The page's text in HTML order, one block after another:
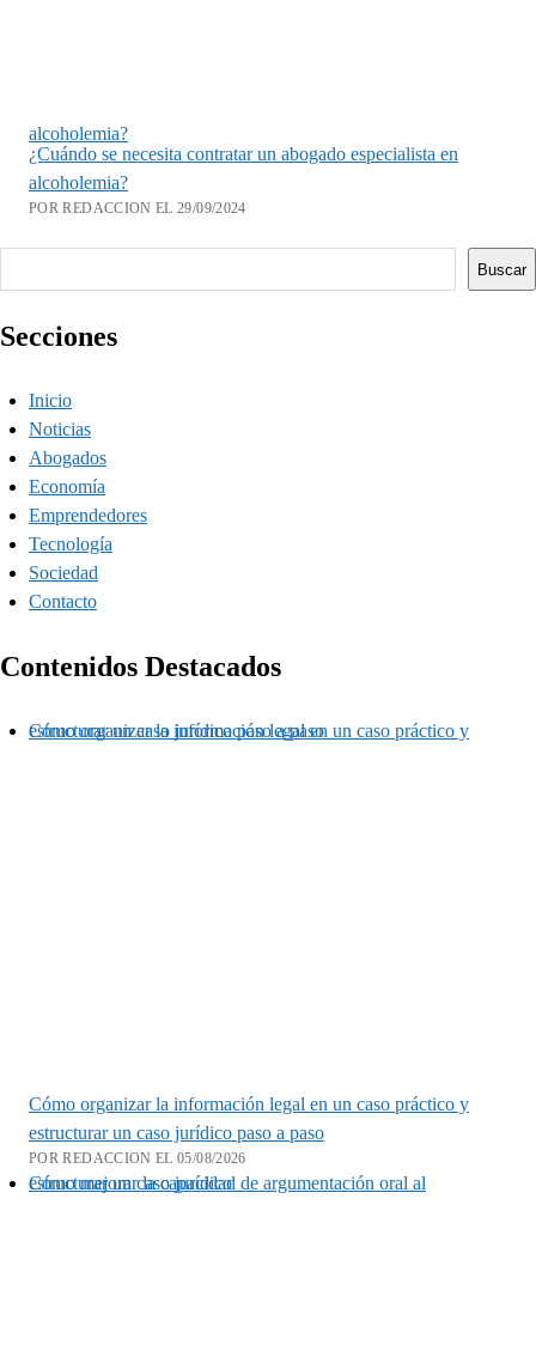
alcoholemia?
¿Cuándo se necesita contratar un abogado especialista en
alcoholemia?
POR REDACCION EL 29/09/2024
Buscar
Secciones
Inicio
Noticias
Abogados
Economía
Emprendedores
Tecnología
Sociedad
Contacto
Contenidos Destacados
Cómo organizar la información legal en un caso práctico y estructurar un caso jurídico paso a paso
Cómo organizar la información legal en un caso práctico y
estructurar un caso jurídico paso a paso
POR REDACCION EL 05/08/2026
Cómo mejorar la capacidad de argumentación oral al estructurar un caso jurídico